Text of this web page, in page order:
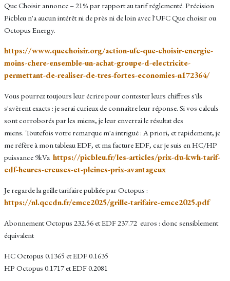
Que Choisir annonce – 21% par rapport au tarif réglementé. Précision
Picbleu n'a aucun intérêt ni de près ni de loin avec l'UFC Que choisir ou
Octopus Energy.
https://www.quechoisir.org/action-ufc-que-choisir-energie-
moins-chere-ensemble-un-achat-groupe-d-electricite-
permettant-de-realiser-de-tres-fortes-economies-n172364/
Vous pourrez toujours leur écrire pour contester leurs chiffres s'ils
s'avèrent exacts : je serai curieux de connaître leur réponse. Si vos calculs
sont corroborés par les miens, je leur enverrai le résultat des
miens. Toutefois votre remarque m'a intrigué : A priori, et rapidement, je
me réfère à mon tableau EDF, et ma facture EDF, car je suis en HC/HP
puissance 9kVa https://picbleu.fr/les-articles/prix-du-kwh-tarif-
edf-heures-creuses-et-pleines-prix-avantageux
Je regarde la grille tarifaire publiée par Octopus :
https://nl.qccdn.fr/emce2025/grille-tarifaire-emce2025.pdf
Abonnement Octopus 232.56 et EDF 237.72 euros : donc sensiblement
équivalent
HC Octopus 0.1365 et EDF 0.1635
HP Octopus 0.1717 et EDF 0.2081